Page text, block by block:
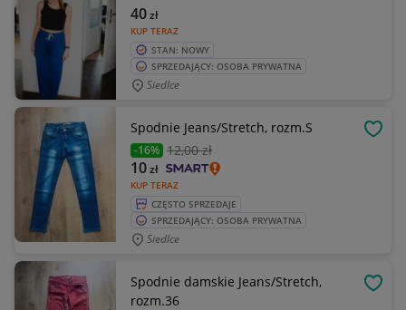
KUP TERAZ
40zł
STAN: NOWY
SPRZEDAJĄCY: OSOBA PRYWATNA
Siedlce
Spodnie Jeans/Stretch, rozm.S
-16% 12,00 zł
KUP TERAZ
10zł
CZĘSTO SPRZEDAJE
SPRZEDAJĄCY: OSOBA PRYWATNA
Siedlce
Spodnie damskie Jeans/Stretch,
rozm.36